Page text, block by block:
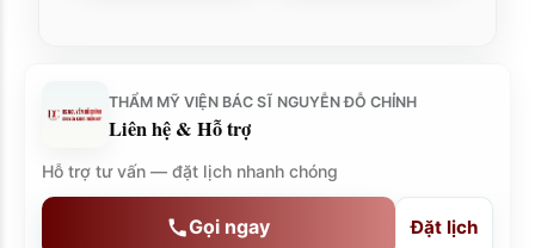
THẨM MỸ VIỆN BÁC SĨ NGUYỄN ĐỖ CHỈNH
Liên hệ & Hỗ trợ
Hỗ trợ tư vấn — đặt lịch nhanh chóng
Gọi ngay Đặt lịch